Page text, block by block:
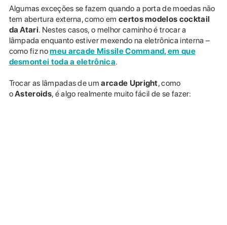
Algumas exceções se fazem quando a porta de moedas não
tem abertura externa, como em certos modelos cocktail
da Atari. Nestes casos, o melhor caminho é trocar a
lâmpada enquanto estiver mexendo na eletrônica interna –
como fiz nomeu arcade Missile Command, em que
desmontei toda a eletrônica.
Trocar as lâmpadas de umarcade Upright, como
oAsteroids, é algo realmente muito fácil de se fazer: